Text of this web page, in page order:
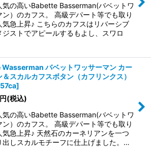
気の高いBabette Basserman(バベットワ
ン）のカフス。 高級デパート等でも取り
気急上昇♪ こちらのカフスはリバーシブ
ジストでアピールするもよし、スワロ
バベットワッサーマン カー
スカルカフスボタン（カフリンクス）
]
円(税込)
気の高いBabette Basserman(バベットワ
ン）のカフス。 高級デパート等でも取り
気急上昇♪ 天然石のカーネリアンを一つ
出しスカルモチーフに仕上げました。…